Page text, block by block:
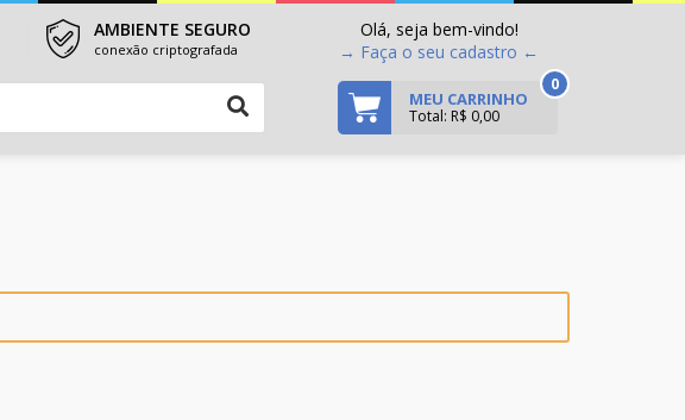
AMBIENTE SEGURO
conexão criptografada
Olá, seja bem-vindo!
→ Faça o seu cadastro ←
MEU CARRINHO
Total: R$ 0,00
0